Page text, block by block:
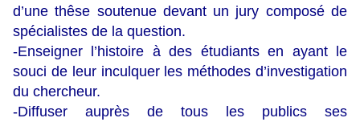
d’une thêse soutenue devant un jury composé de
spécialistes de la question.
-Enseigner l’histoire à des étudiants en ayant le
souci de leur inculquer les méthodes d’investigation
du chercheur.
-Diffuser auprès de tous les publics ses